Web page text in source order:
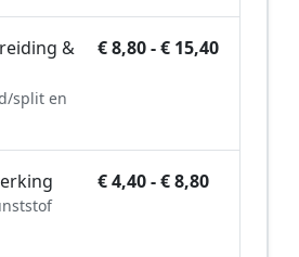
&
split en
€ 8,80 - € 15,40
€ 4,40 - € 8,80